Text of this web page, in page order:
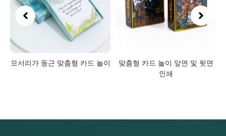
모서리가 둥근 맞춤형 카드 놀이
맞춤형 카드 놀이 앞면 및 뒷면
인쇄